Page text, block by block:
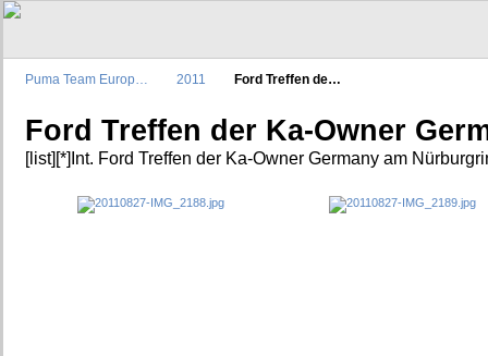
Puma Team Europ… 2011 Ford Treffen de…
Ford Treffen der Ka-Owner
[list][*]Int. Ford Treffen der Ka-Owner Germany am